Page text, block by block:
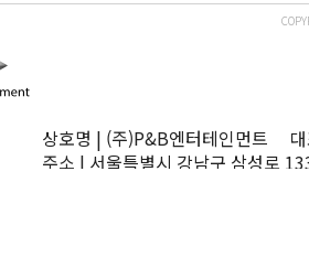
상호명 | (주)P&B엔터테인먼트
주소 | 서울특별시 강남구 삼성로